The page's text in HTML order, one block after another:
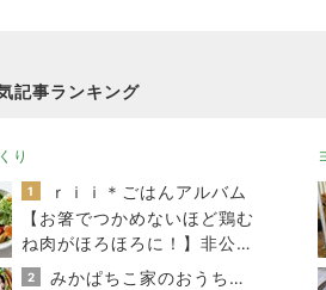
記事ランキング
り
1
ｒｉｉ＊ごはんアルバム
【お箸でつかめないほど鶏む
ね肉がほろほろに！】非公開
クーポン貼りまくってます
2
みかぱちこ家のおうちでごはん